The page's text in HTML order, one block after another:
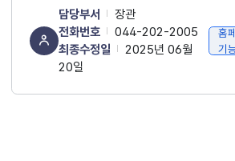
담당부서
장관
전화번호
044-202-2005
최종수정일
2025년 06월
20일
홈
기